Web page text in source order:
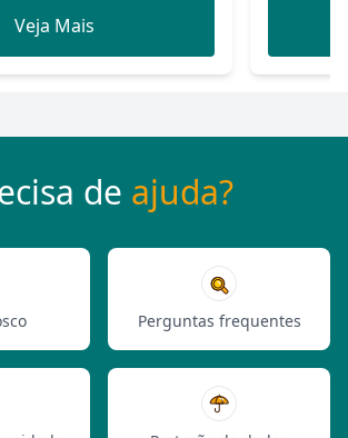
Veja Mais
de ajuda?
Perguntas frequentes